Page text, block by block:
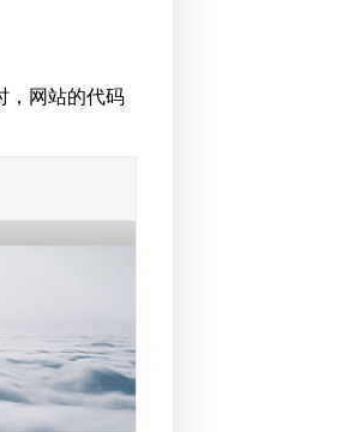
，网站的代码